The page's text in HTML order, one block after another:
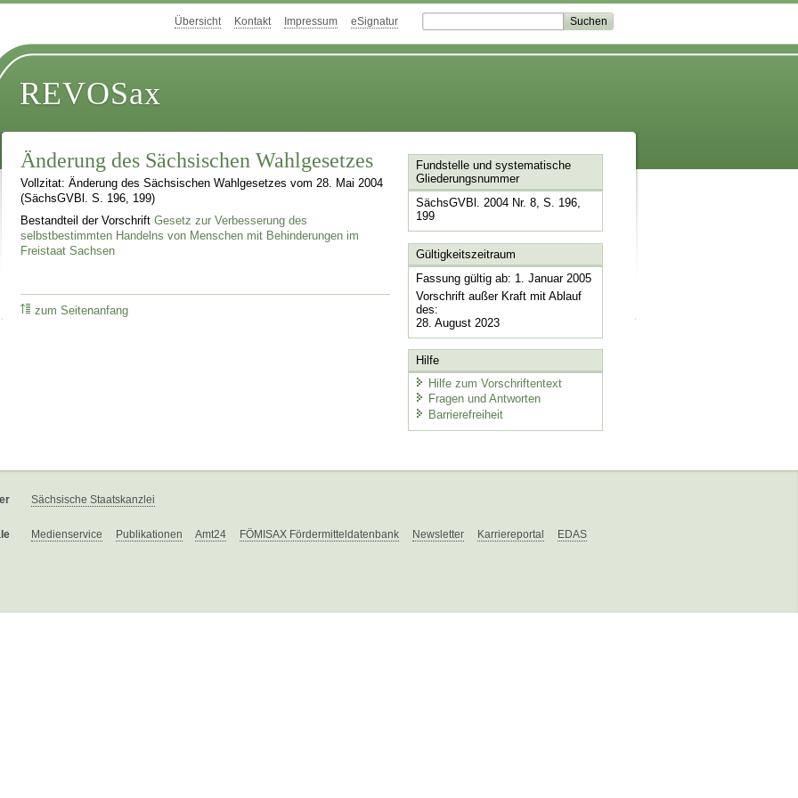
Übersicht Kontakt Impressum eSignatur
REVOSax
Änderung des Sächsischen Wahlgesetzes
Vollzitat: Änderung des Sächsischen Wahlgesetzes vom 28. Mai 2004
(SächsGVBl. S. 196, 199)
Bestandteil der VorschriftGesetz zur Verbesserung des
selbstbestimmten Handelns von Menschen mit Behinderungen im
Freistaat Sachsen
zum Seitenanfang
Fundstelle und systematische
Gliederungsnummer
SächsGVBl. 2004 Nr. 8, S. 196,
199
Gültigkeitszeitraum
Fassung gültig ab: 1. Januar 2005
Vorschrift außer Kraft mit Ablauf
des:
28. August 2023
Hilfe
Hilfe zum Vorschriftentext
Fragen und Antworten
Barrierefreiheit
Sächsische Staatskanzlei
Medienservice Publikationen Amt24 FÖMISAX Fördermitteldatenbank Newsletter Karriereportal EDAS